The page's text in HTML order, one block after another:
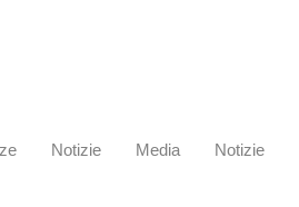
Notizie Media Notizie